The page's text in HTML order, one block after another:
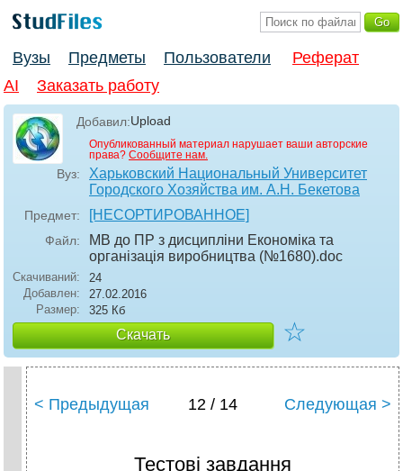
Вузы Предметы Пользователи
Реферат
AI
Заказать работу
Добавил:Upload
Опубликованный материал нарушает ваши авторские
права? Сообщите нам.
Вуз:
Харьковский Национальный Университет
Городского Хозяйства им. А.Н. Бекетова
Предмет: [НЕСОРТИРОВАННОЕ]
Файл:
МВ до ПР з дисципліни Економіка та
організація виробництва (№1680).doc
Скачиваний:
24
Добавлен:
27.02.2016
Размер:
325 Кб
Скачать ☆
< Предыдущая 12 / 14 Следующая >
Тестові завдання